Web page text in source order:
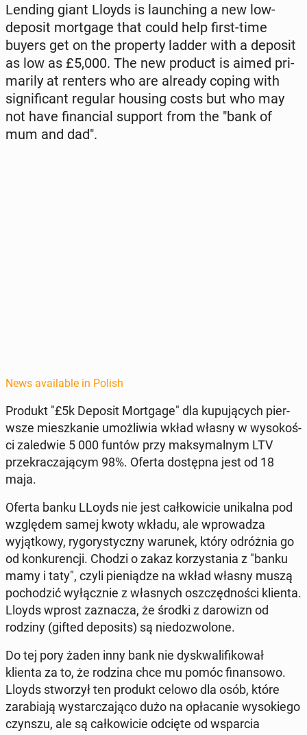
Lending giant Lloyds is launch­ing a new low-
deposit mort­gage that could help first-time
buyers get on the prop­er­ty ladder with a deposit
as low as £5,000. The new product is aimed pri­
mar­i­ly at renters who are already coping with
sig­nif­i­cant regular housing costs but who may
not have fi­nan­cial support from the "bank of
mum and dad".
News available in Polish
Produkt "£5k Deposit Mort­gage" dla kupu­ją­cych pier­
wsze mieszkanie umożli­wia wkład własny w wysokoś­
ci za­led­wie 5 000 funtów przy maksy­mal­nym LTV
przekracza­ją­cym 98%. Oferta dostęp­na jest od 18
maja.
Oferta banku LLoyds nie jest całkowicie unikalna pod
wzglę­dem samej kwoty wkładu, ale wprowadza
wyjątkowy, ry­go­rysty­czny warunek, który odróż­nia go
od konkurencji. Chodzi o zakaz ko­rzys­ta­nia z "banku
mamy i taty", czyli pieniądze na wkład własny muszą
pochodz­ić wyłącznie z włas­nych os­zczęd­noś­ci klienta.
Lloyds wprost za­z­nacza, że środki z darow­izn od
rodziny (gifted de­posits) są niedoz­wolone.
Do tej pory żaden inny bank nie dyskwal­i­fikował
klienta za to, że rodzina chce mu pomóc fi­nan­sowo.
Lloyds stworzył ten produkt celowo dla osób, które
zara­bi­a­ją wystar­cza­ją­co dużo na opła­canie wysok­iego
czynszu, ale są całkowicie odcięte od ws­par­cia